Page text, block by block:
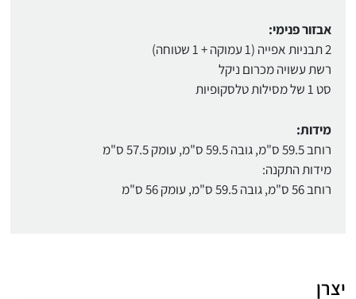
אבזור פנימי:
2 תבניות אפייה (1 עמוקה + 1 שטוחה)
רשת עשויה מכרום ניקל
סט 1 של מסילות טלסקופיות
מידות:
רוחב 59.5 ס"מ, גובה 59.5 ס"מ, עומק 57.5 ס"מ
מידות התקנה:
רוחב 56 ס"מ, גובה 59.5 ס"מ, עומק 56 ס"מ
יצרן